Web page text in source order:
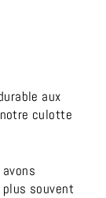
aux
culotte
souvent